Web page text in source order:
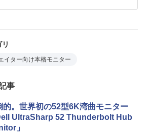
イター向け本格モニター
事
的。世界初の52型6K湾曲モニター
UltraSharp 52 Thunderbolt Hub
」